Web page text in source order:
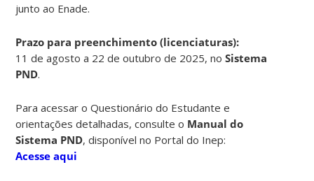
junto ao Enade.
Prazo para preenchimento (licenciaturas):
11 de agosto a 22 de outubro de 2025, noSistema
PND.
Para acessar o Questionário do Estudante e
orientações detalhadas, consulte o Manual do
Sistema PND, disponível no Portal do Inep:
Acesse aqui